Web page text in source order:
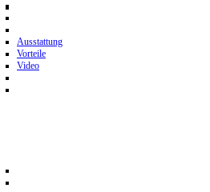
Ausstattung
Vorteile
Video